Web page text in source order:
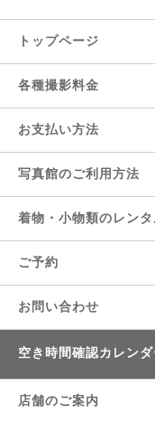
トップページ
各種撮影料金
お支払い方法
写真館のご利用方法
着物・小物類のレン
ご予約
お問い合わせ
空き時間確認カレン
店舗のご案内